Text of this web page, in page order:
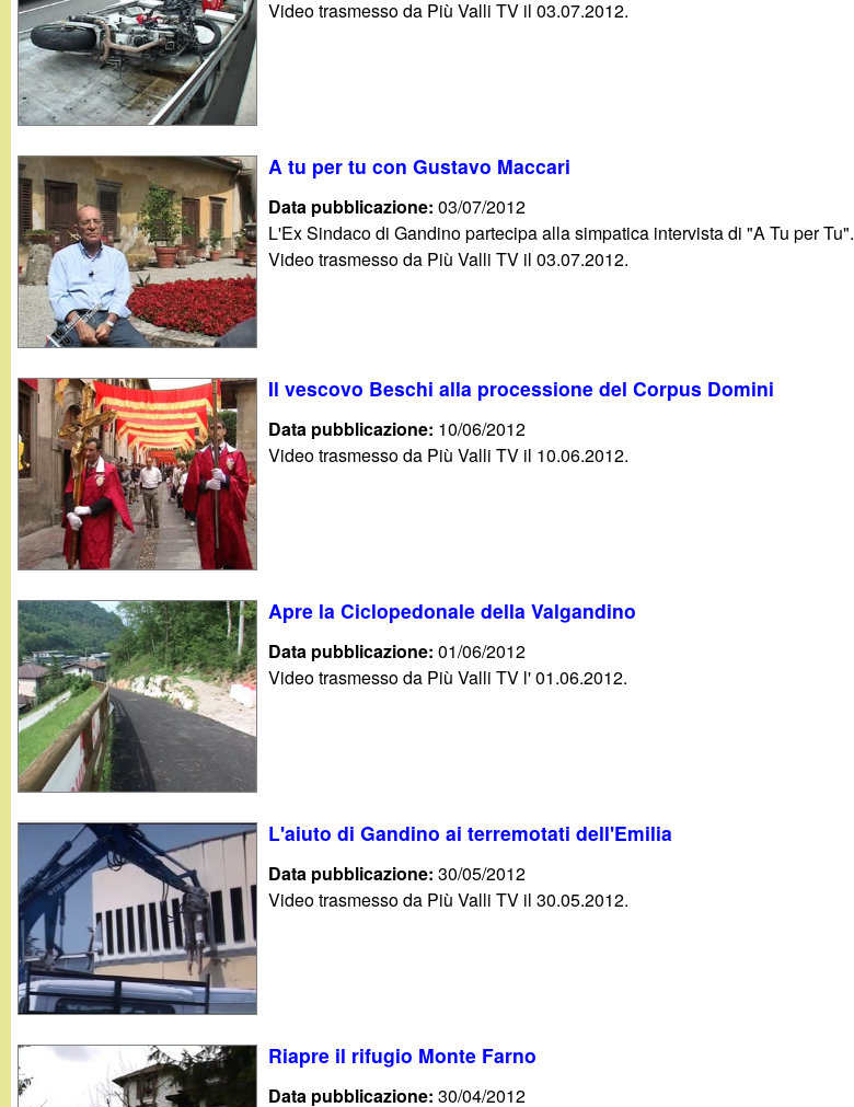
g
a
n
d
i
n
o
.
i
t
Video trasmesso da Più Valli TV il 03.07.2012.
A tu per tu con Gustavo Maccari
Data pubblicazione:03/07/2012
L'Ex Sindaco di Gandino partecipa alla simpatica intervista di "A Tu per Tu".
Video trasmesso da Più Valli TV il 03.07.2012.
Il vescovo Beschi alla processione del Corpus Domini
Data pubblicazione: 10/06/2012
Video trasmesso da Più Valli TV il 10.06.2012.
Apre la Ciclopedonale della Valgandino
Data pubblicazione:01/06/2012
Video trasmesso da Più Valli TV l' 01.06.2012.
L'aiuto di Gandino ai terremotati dell'Emilia
Data pubblicazione:30/05/2012
Video trasmesso da Più Valli TV il 30.05.2012.
Riapre il rifugio Monte Farno
Data pubblicazione:30/04/2012